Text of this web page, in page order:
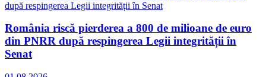
România riscă pierderea a 800 de milioane de euro
din PNRR după respingerea Legii integrității în
Senat